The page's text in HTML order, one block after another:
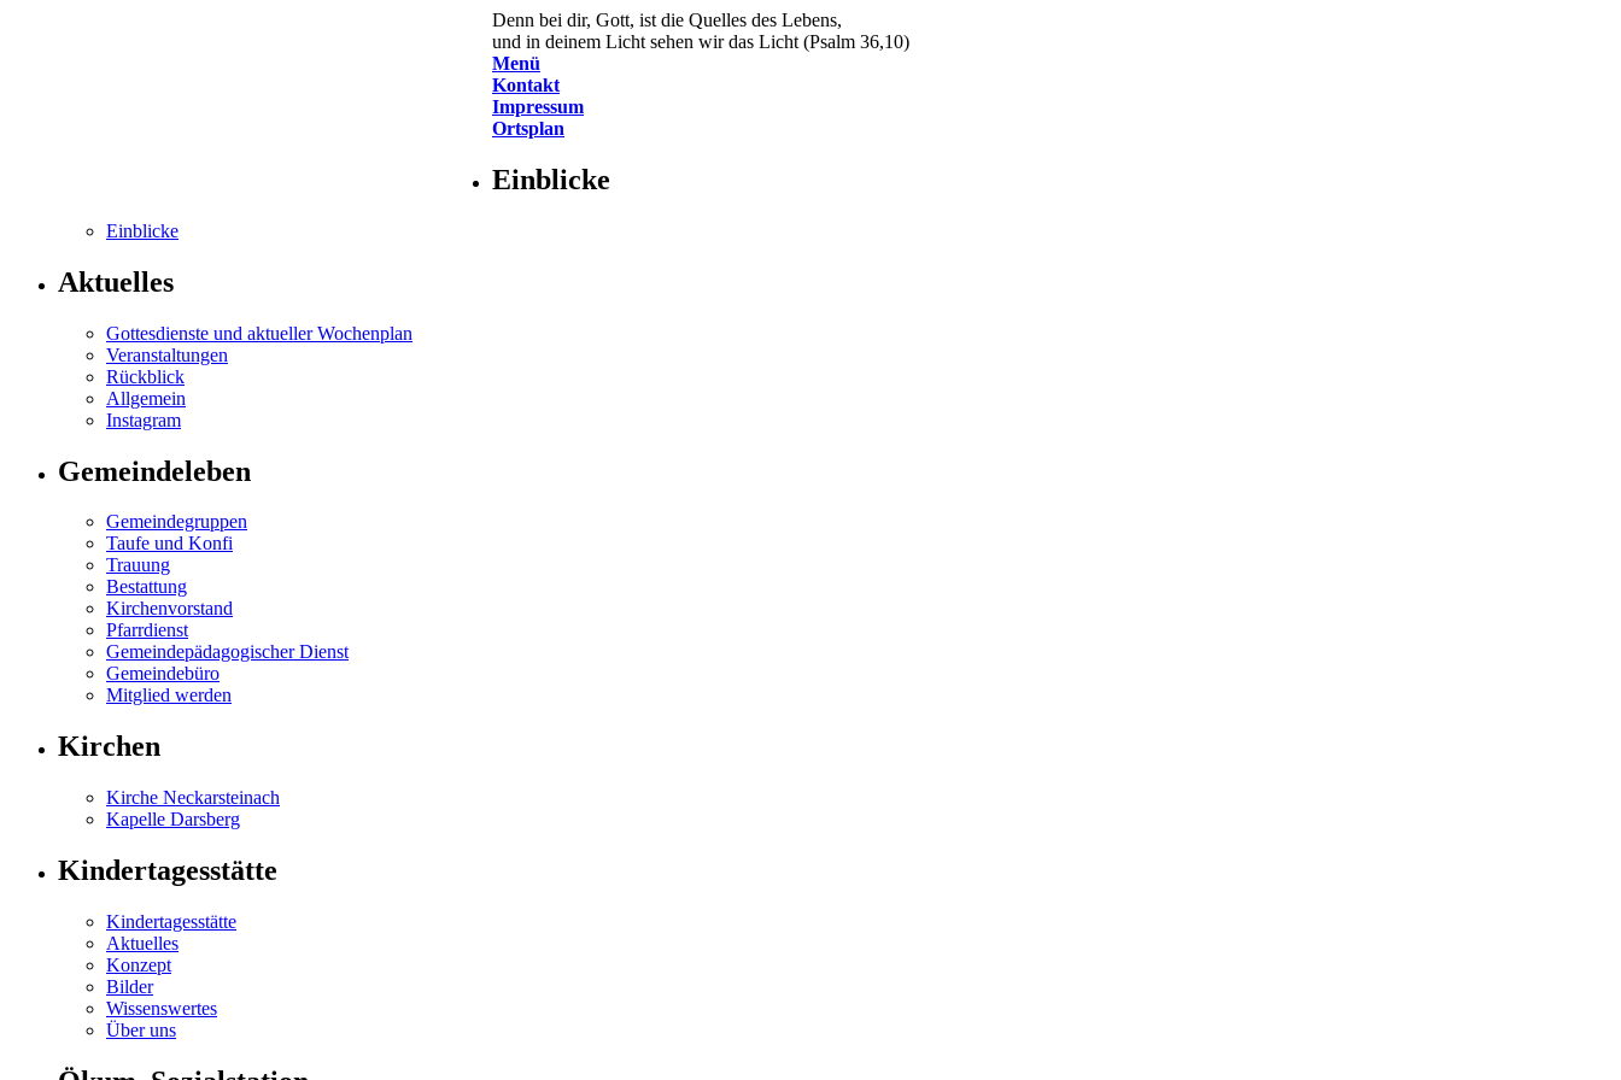
Denn bei dir, Gott, ist die Quelles des Lebens,
und in deinem Licht sehen wir das Licht (Psalm 36,10)
Menü
Kontakt
Impressum
Ortsplan
Einblicke
Einblicke
Aktuelles
Gottesdienste und aktueller Wochenplan
Veranstaltungen
Rückblick
Allgemein
Insta­gram
Gemeindeleben
Gemeindegruppen
Taufe und Konfi
Trauung
Bestattung
Kirchenvorstand
Pfarrdienst
Gemeinde­päda­go­gischer Dienst
Gemeindebüro
Mitglied werden
Kirchen
Kirche Neckarsteinach
Kapelle Darsberg
Kindertagesstätte
Kindertagesstätte
Aktuelles
Konzept
Bilder
Wissenswertes
Über uns